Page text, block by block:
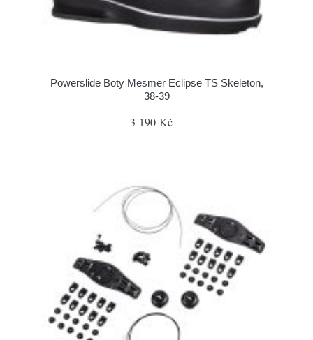
Powerslide Boty Mesmer Eclipse TS Skeleton,
38-39
3 190 Kč